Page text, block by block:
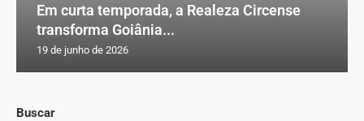
Buscar
Em curta temporada, a Realeza Circense
transforma Goiânia...
19 de junho de 2026